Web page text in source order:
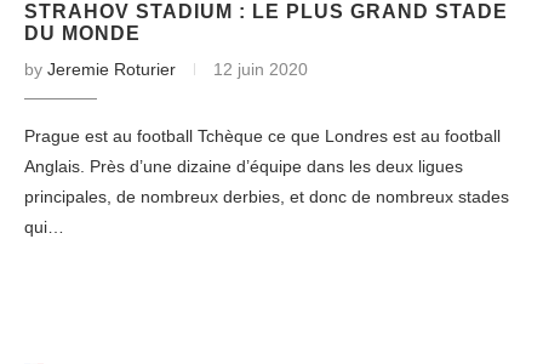
STRAHOV STADIUM : LE PLUS GRAND STADE
DU MONDE
by Jeremie Roturier 12 juin 2020
Prague est au football Tchèque ce que Londres est au football
Anglais. Près d’une dizaine d’équipe dans les deux ligues
principales, de nombreux derbies, et donc de nombreux stades
qui…